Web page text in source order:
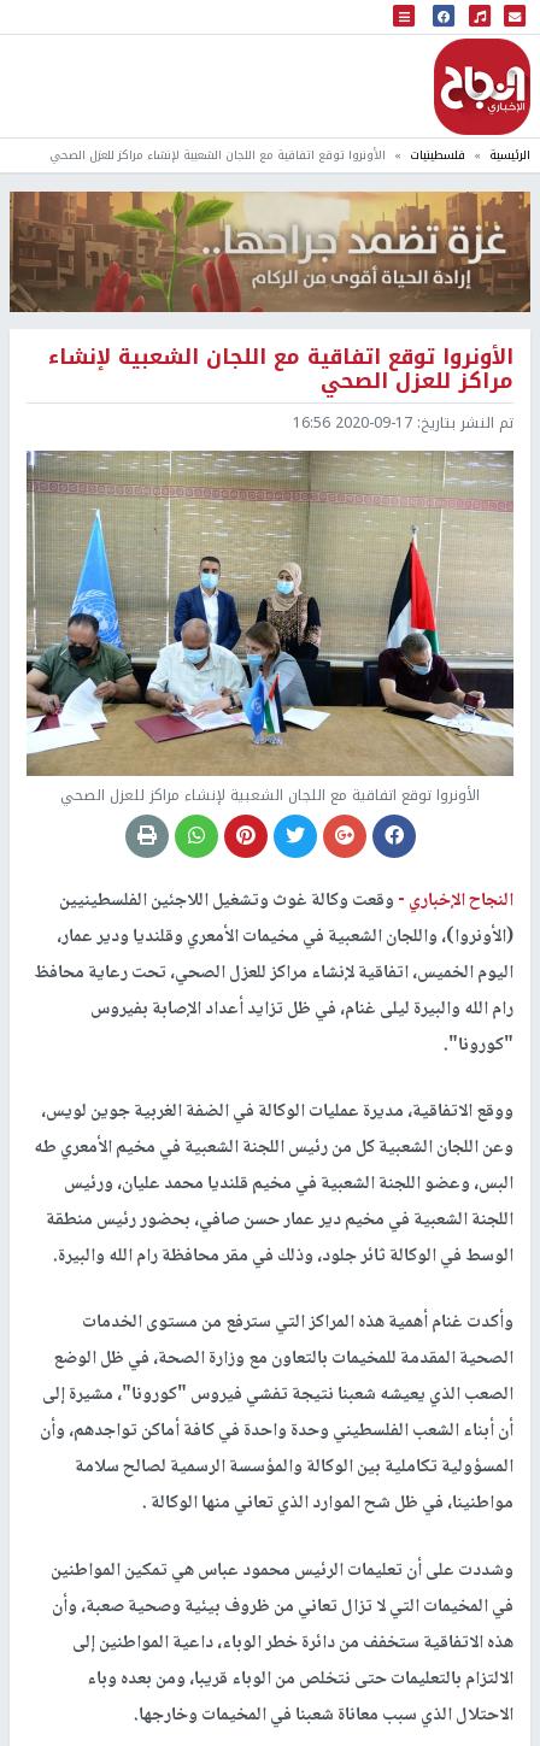
البث المباشر
إذاعة النجاح
الرئيسية فلسطينيات الأونروا توقع اتفاقية مع اللجان الشعبية لإنشاء مراكز للعزل الصحي
الأونروا توقع اتفاقية مع اللجان الشعبية لإنشاء
مراكز للعزل الصحي
تم النشر بتاريخ: 2020-09-17 16:56
الأونروا توقع اتفاقية مع اللجان الشعبية لإنشاء مراكز للعزل الصحي
النجاح الإخباري -وقعت وكالة غوث وتشغيل اللاجئين الفلسطينيين
(الأونروا)، واللجان الشعبية في مخيمات الأمعري وقلنديا ودير عمار،
اليوم الخميس، اتفاقية لإنشاء مراكز للعزل الصحي، تحت رعاية محافظ
رام الله والبيرة ليلى غنام، في ظل تزايد أعداد الإصابة بفيروس
"كورونا".
ووقع الاتفاقية، مديرة عمليات الوكالة في الضفة الغربية جوين لويس،
وعن اللجان الشعبية كل من رئيس اللجنة الشعبية في مخيم الأمعري طه
البس، وعضو اللجنة الشعبية في مخيم قلنديا محمد عليان، ورئيس
اللجنة الشعبية في مخيم دير عمار حسن صافي، بحضور رئيس منطقة
الوسط في الوكالة ثائر جلود، وذلك في مقر محافظة رام الله والبيرة.
وأكدت غنام أهمية هذه المراكز التي سترفع من مستوى الخدمات
الصحية المقدمة للمخيمات بالتعاون مع وزارة الصحة، في ظل الوضع
الصعب الذي يعيشه شعبنا نتيجة تفشي فيروس "كورونا"، مشيرة إلى
أن أبناء الشعب الفلسطيني وحدة واحدة في كافة أماكن تواجدهم، وأن
المسؤولية تكاملية بين الوكالة والمؤسسة الرسمية لصالح سلامة
مواطنينا، في ظل شح الموارد الذي تعاني منها الوكالة .
وشددت على أن تعليمات الرئيس محمود عباس هي تمكين المواطنين
في المخيمات التي لا تزال تعاني من ظروف بيئية وصحية صعبة، وأن
هذه الاتفاقية ستخفف من دائرة خطر الوباء، داعية المواطنين إلى
الالتزام بالتعليمات حتى نتخلص من الوباء قريبا، ومن بعده وباء
الاحتلال الذي سبب معاناة شعبنا في المخيمات وخارجها.